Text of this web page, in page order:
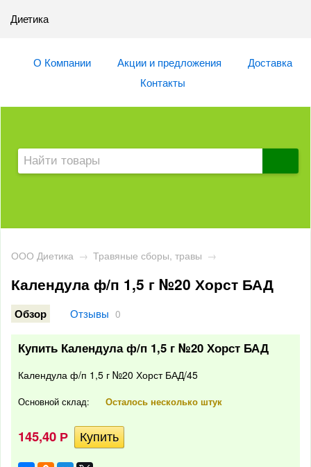
Диетика
О Компании Акции и предложения
Доставка
Контакты
ООО Диетика → Травяные сборы, травы →
Календула ф/п 1,5 г №20 Хорст БАД
Обзор Отзывы 0
Купить Календула ф/п 1,5 г №20 Хорст БАД
Календула ф/п 1,5 г №20 Хорст БАД/45
Основной склад: Осталось несколько штук
145,40 Р